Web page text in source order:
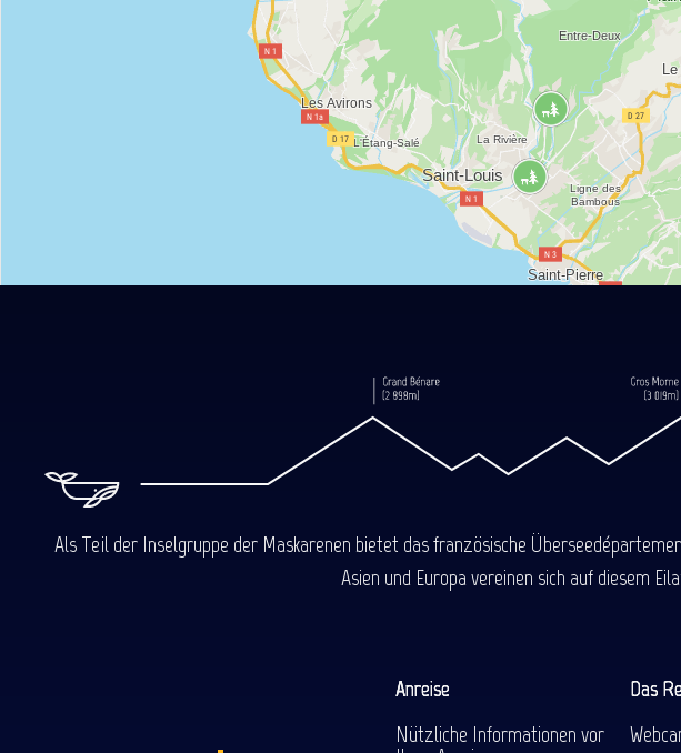
Als Teil der Inselgruppe der Maskarenen bietet das französische
Asien und Europa vereinen sich auf diesem
Anreise
Nützliche Informationen vor
Das